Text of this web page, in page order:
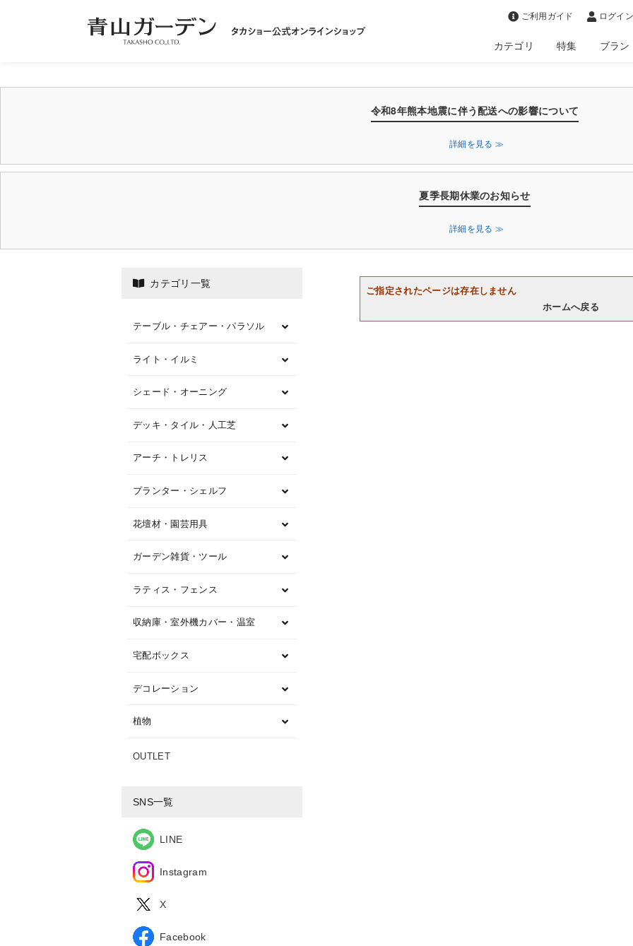
ご利用ガイド ログイ
カテゴリ 特集 ブラン
令和8年熊本地震に伴う配送への影響について
詳細を見る ≫
夏季長期休業のお知らせ
詳細を見る ≫
ご指定されたページは存在しません
ホームへ戻る
カテゴリ一覧
テーブル・チェアー・パラソル
ライト・イルミ
シェード・オーニング
デッキ・タイル・人工芝
アーチ・トレリス
プランター・シェルフ
花壇材・園芸用具
ガーデン雑貨・ツール
ラティス・フェンス
収納庫・室外機カバー・温室
宅配ボックス
デコレーション
植物
OUTLET
SNS一覧
LINE
Instagram
X
Facebook